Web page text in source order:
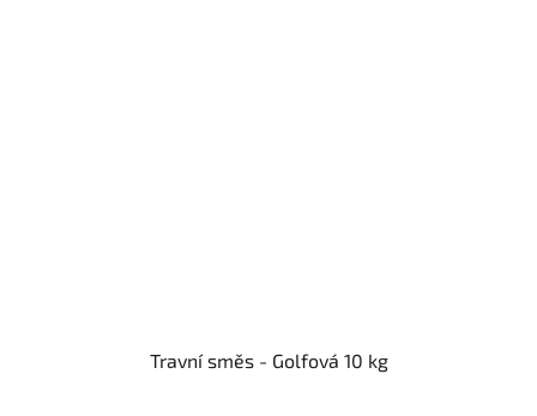
Travní směs - Golfová 10 kg